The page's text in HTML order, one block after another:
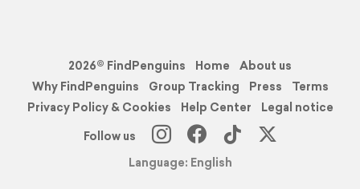
2026© FindPenguins Home
About us
Why FindPenguins
Group Tracking Press
Terms
Privacy Policy & Cookies
Help Center
Legal notice
Follow us
Language: English